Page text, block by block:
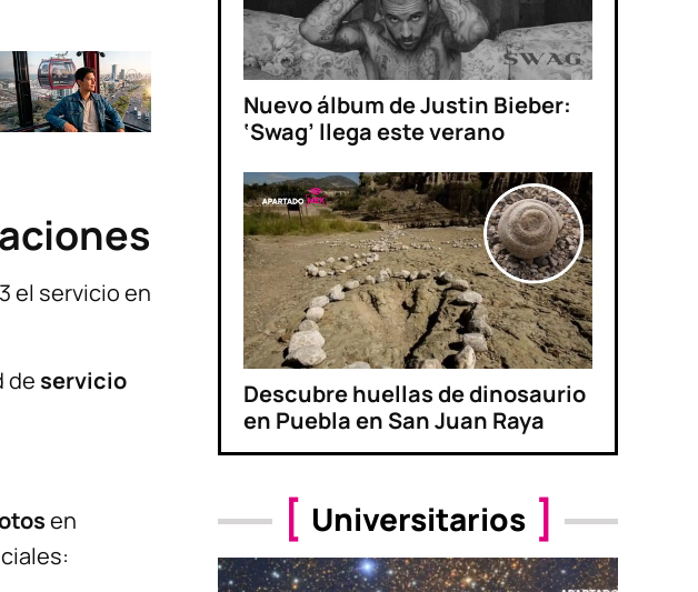
el servicio en
de servicio
en
Nuevo álbum de Justin Bieber:
‘Swag’ llega este verano
Descubre huellas de dinosaurio
en Puebla en San Juan Raya
Universitarios